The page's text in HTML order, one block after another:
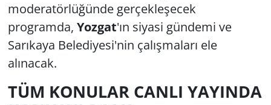
moderatörlüğünde gerçekleşecek
programda, Yozgat'ın siyasi gündemi ve
Sarıkaya Belediyesi'nin çalışmaları ele
alınacak.
TÜM KONULAR CANLI YAYINDA